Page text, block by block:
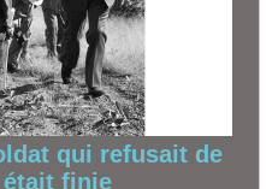
qui refusait de
finie